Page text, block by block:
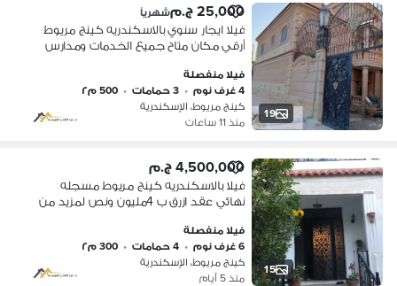
19
25,000 ج.م شهرياً
فيلا ايجار سنوي بالاسكندريه كينج مريوط
أرقي مكان متاح جميع الخدمات ومدارس
فيلا منفصلة
4 غرف نوم
• 3 حمامات • 500 م٢
كينج مريوط، الإسكندرية
منذ 11 ساعات
15
4,500,000 ج.م
فيلا بالاسكندريه كينج مريوط مسجله
نهائي عقد ازرق ب 4مليون ونص لمزيد من
كينج مريوط بعد مطعم لخرص مباشره
فيلا منفصلة
6 غرف نوم
• 4 حمامات • 300 م٢
كينج مريوط، الإسكندرية
منذ 5 أيام